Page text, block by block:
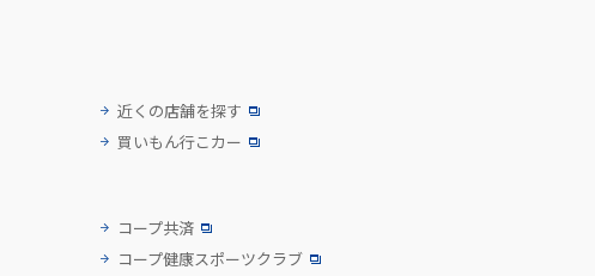
近くの店舗を探す
買いもん行こカー
コープ共済
コープ健康スポーツクラブ